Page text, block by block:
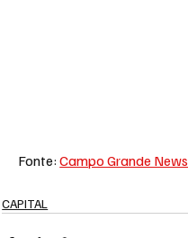
Fonte: Campo Grande News
CAPITAL